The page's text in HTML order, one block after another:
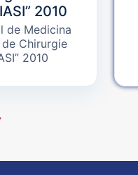
2010
de Medicina
Chirurgie
2010